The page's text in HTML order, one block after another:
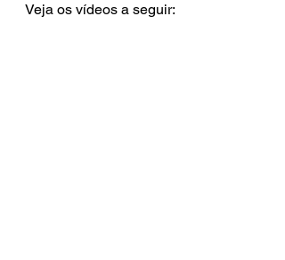
Veja os vídeos a seguir: